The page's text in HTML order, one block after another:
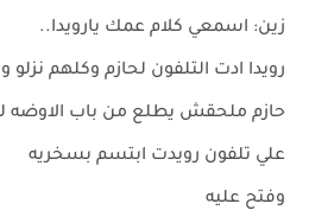
زين: اسمعي كلام عمك يارويدا..
رويدا ادت التلفون لحازم وكلهم نزلو
حازم ملحقش يطلع من باب الاوضه
علي تلفون رويدت ابتسم بسخريه
وفتح عليه